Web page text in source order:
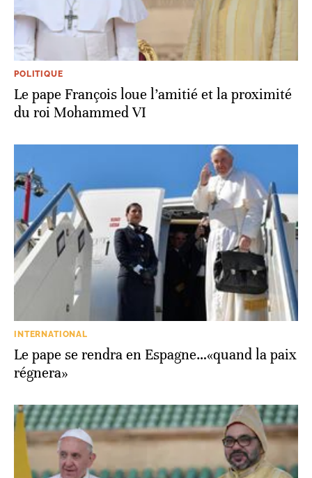
POLITIQUE
Le pape François loue l’amitié et la proximité
du roi Mohammed VI
INTERNATIONAL
Le pape se rendra en Espagne…«quand la paix
régnera»